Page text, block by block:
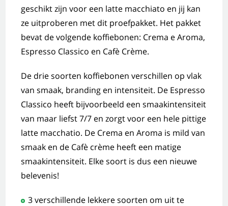
geschikt zijn voor een latte macchiato en jij kan
ze uitproberen met dit proefpakket. Het pakket
bevat de volgende koffiebonen: Crema e Aroma,
Espresso Classico en Cafè Crème.
De drie soorten koffiebonen verschillen op vlak
van smaak, branding en intensiteit. De Espresso
Classico heeft bijvoorbeeld een smaakintensiteit
van maar liefst 7/7 en zorgt voor een hele pittige
latte macchatio. De Crema en Aroma is mild van
smaak en de Cafè crème heeft een matige
smaakintensiteit. Elke soort is dus een nieuwe
belevenis!
3 verschillende lekkere soorten om uit te